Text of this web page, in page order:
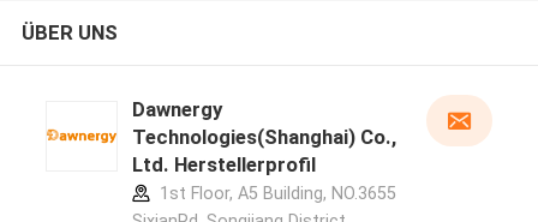
ÜBER UNS
Dawnergy
Technologies(Shanghai) Co.,
Ltd. Herstellerprofil
1st Floor, A5 Building, NO.3655